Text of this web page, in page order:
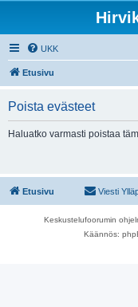
UKK
Etusivu
Poista evästeet
Haluatko varmasti poistaa
Etusivu Viesti
Keskustelufoorumin
Käännös: